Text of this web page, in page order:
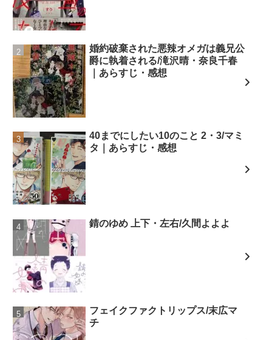
婚約破棄された悪辣オメガは義兄公
爵に執着される/滝沢晴・奈良千春
｜あらすじ・感想
40までにしたい10のこと 2・3/マミ
タ｜あらすじ・感想
錆のゆめ 上下・左右/久間よよよ
フェイクファクトリップス/末広マ
チ